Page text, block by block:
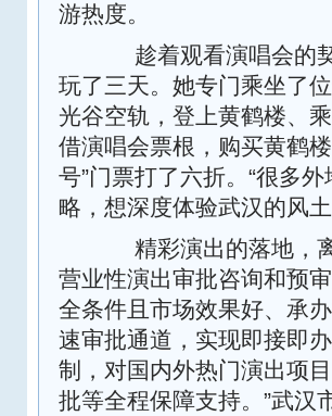
游热度。
趁着观看演唱会的契
玩了三天。她专门乘坐了
光谷空轨，登上黄鹤楼、
借演唱会票根，购买黄鹤
号”门票打了六折。“很多
略，想深度体验武汉的风
精彩演出的落地，离
营业性演出审批咨询和预
全条件且市场效果好、承
速审批通道，实现即接即
制，对国内外热门演出项
批等全程保障支持。”武汉